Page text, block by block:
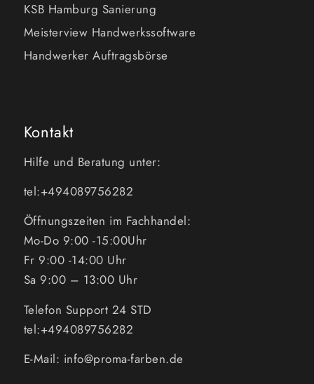
KSB Hamburg Sanierung
Meisterview Handwerkssoftware
Handwerker Auftragsbörse
Kontakt
Hilfe und Beratung unter:
tel:+494089756282
Öffnungszeiten im Fachhandel:
Mo-Do 9:00 -15:00Uhr
Fr 9:00 -14:00 Uhr
Sa 9:00 – 13:00 Uhr
Telefon Support 24 STD
tel:+494089756282
E-Mail: info@proma-farben.de